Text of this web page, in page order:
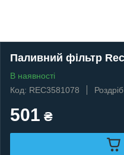
Паливний фільтр
В наявності
Код: REC3581078
Роздріб
501 ₴